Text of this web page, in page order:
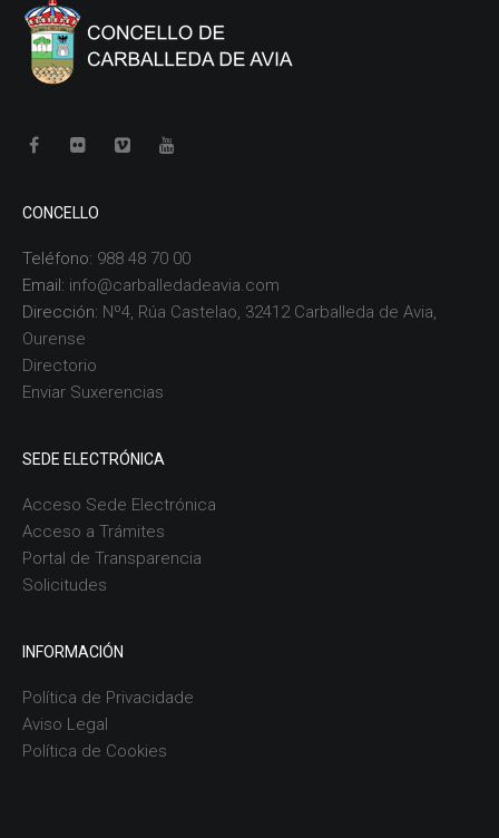
CONCELLO
Teléfono: 988 48 70 00
Email: info@carballedadeavia.com
Dirección: Nº4, Rúa Castelao, 32412 Carballeda de Avia,
Ourense
Directorio
Enviar Suxerencias
SEDE ELECTRÓNICA
Acceso Sede Electrónica
Acceso a Trámites
Portal de Transparencia
Solicitudes
INFORMACIÓN
Política de Privacidade
Aviso Legal
Política de Cookies